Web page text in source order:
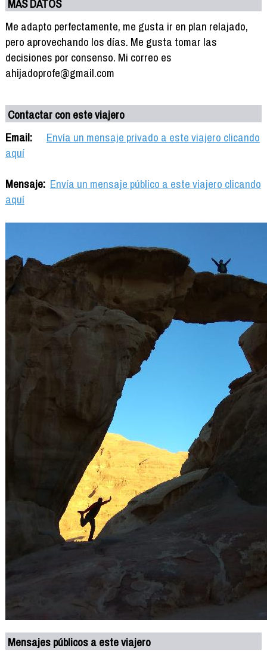
MÁS DATOS
Me adapto perfectamente, me gusta ir en plan relajado,
pero aprovechando los días. Me gusta tomar las
decisiones por consenso. Mi correo es
ahijadoprofe@gmail.com
Contactar con este viajero
Email:
Envía un mensaje privado a este viajero clicando
aquí
Mensaje: Envía un mensaje público a este viajero clicando
aquí
Mensajes públicos a este viajero